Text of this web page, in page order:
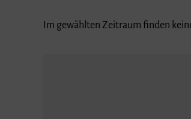
Im gewählten Zeitraum finden